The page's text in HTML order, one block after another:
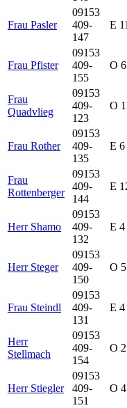
Frau Pasler
09153
409-
147
E 11
Frau Pfister
09153
409-
155
O 6
Frau
Quadvlieg
09153
409-
123
O
Frau Rother
09153
409-
135
E 6
Frau
Rottenberger
09153
409-
144
E
Herr Shamo
09153
409-
132
E 4
Herr Steger
09153
409-
150
O 5
Frau Steindl
09153
409-
131
E 4
Herr
Stellmach
09153
409-
154
O 2
Herr Stiegler
09153
409-
151
O 4